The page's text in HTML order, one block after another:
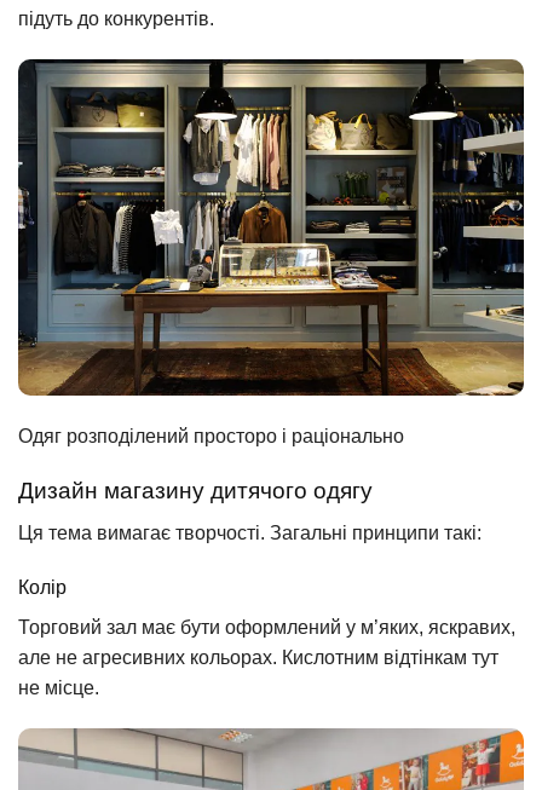
підуть до конкурентів.
Одяг розподілений просторо і раціонально
Дизайн магазину дитячого одягу
Ця тема вимагає творчості. Загальні принципи такі:
Колір
Торговий зал має бути оформлений у м’яких, яскравих,
але не агресивних кольорах. Кислотним відтінкам тут
не місце.